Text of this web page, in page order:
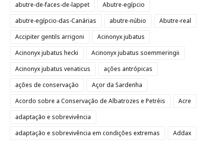
abutre-de-faces-de-lappet
Abutre-egípcio
abutre-egípcio-das-Canárias
abutre-núbio
Abutre-real
Accipiter gentils arrigoni
Acinonyx jubatus
Acinonyx jubatus hecki
Acinonyx jubatus soemmeringii
Acinonyx jubatus venaticus
ações antrópicas
ações de conservação
Açor da Sardenha
Acordo sobre a Conservação de Albatrozes e Petréis
Acre
adaptação e sobrevivência
adaptação e sobrevivência em condições extremas
Addax